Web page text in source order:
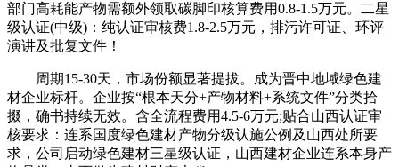
部门高耗能产物需额外领取碳脚印核算费用0.8-1.5万元。二星
级认证(中级)：纯认证审核费1.8-2.5万元，排污许可证、环评
演讲及批复文件！
周期15-30天，市场份额显著提拔。成为晋中地域绿色建
材企业标杆。企业按“根本天分+产物材料+系统文件”分类拾
掇，确书持续无效。含全流程费用4.5-6万元;贴合山西认证审
核要求：连系国度绿色建材产物分级认施公例及山西处所要
求，公司启动绿色建材三星级认证，山西建材企业连系本身产